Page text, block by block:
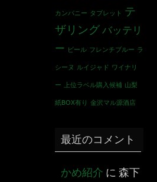
カンパニー タブレット
テ
ザリングバッテリ
ー ビール フレンチブルー ラ
シーヌ ルイジャド ワイナリ
ー 上位ラベル購入候補 山梨
紙BOX有り 金沢マル源酒店
最近のコメント
かめ紹介 に 森下